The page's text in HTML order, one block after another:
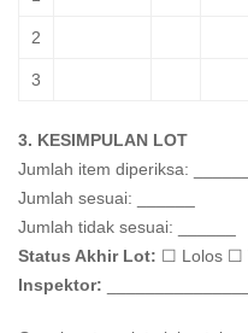
2
3
3. KESIMPULAN LOT
Jumlah item diperiksa: ______
Jumlah sesuai: ______
Jumlah tidak sesuai: ______
Status Akhir Lot: ☐ Lolos ☐
Inspektor: